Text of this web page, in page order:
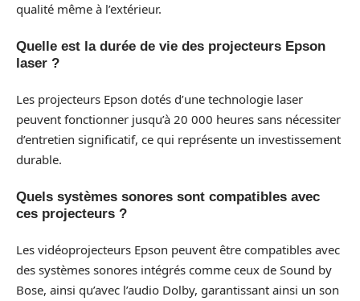
qualité même à l’extérieur.
Quelle est la durée de vie des projecteurs Epson
laser ?
Les projecteurs Epson dotés d’une technologie laser
peuvent fonctionner jusqu’à 20 000 heures sans nécessiter
d’entretien significatif, ce qui représente un investissement
durable.
Quels systèmes sonores sont compatibles avec
ces projecteurs ?
Les vidéoprojecteurs Epson peuvent être compatibles avec
des systèmes sonores intégrés comme ceux de Sound by
Bose, ainsi qu’avec l’audio Dolby, garantissant ainsi un son